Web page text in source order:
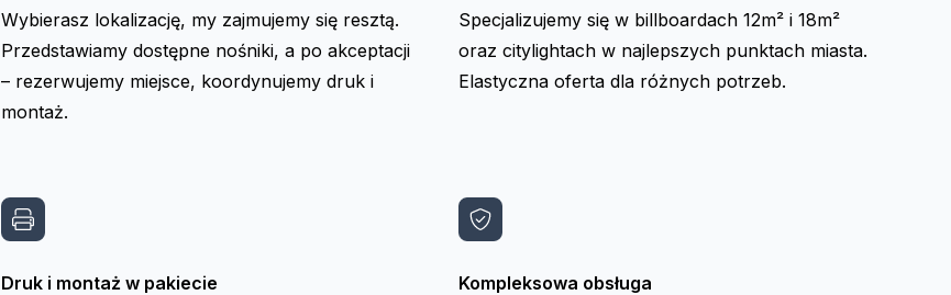
Wybierasz lokalizację, my zajmujemy się resztą.
Przedstawiamy dostępne nośniki, a po akceptacji
– rezerwujemy miejsce, koordynujemy druk i
montaż.
Specjalizujemy się w billboardach 12m² i 18m²
oraz citylightach w najlepszych punktach miasta.
Elastyczna oferta dla różnych potrzeb.
Druk i montaż w pakiecie
Kompleksowa obsługa